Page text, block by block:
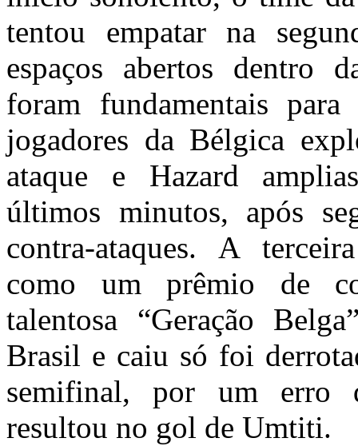
tentou empatar na
espaços abertos dentro
foram fundamentais
jogadores da Bélgica
ataque e Hazard
últimos minutos, após
contra-ataques. A
como um prêmio de
talentosa “Geração
Brasil e caiu só foi
semifinal, por um erro
resultou no gol de Umtiti.